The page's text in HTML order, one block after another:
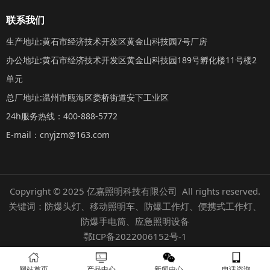
联系我们
生产地址:黄石市经济技术开发区黄金山科技园7号厂房
办公地址:黄石市经济技术开发区黄金山科技园189号孵化楼11号楼2
单元
总厂地址:温州市瓯海区娄桥街道安下工业区
24h服务热线：400-888-5772
E-mail：cnyjzm@163.com
Copyright © 2025 亿嘉照明科技有限公司 All rights reserved.
关键词：防爆头灯、移动照明车、防爆工作灯、便携式工作灯、
防爆手电筒、应急照明设备
鄂ICP备2022006152号-1